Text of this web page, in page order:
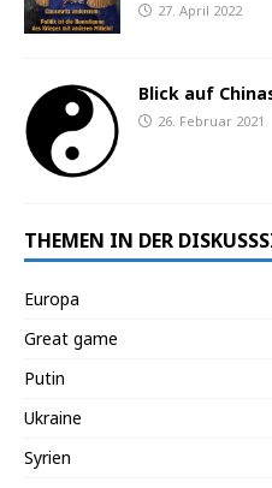
27. April 2022
Blick auf
26. Februar 2021
THEMEN IN DER
Europa
Great game
Putin
Ukraine
Syrien